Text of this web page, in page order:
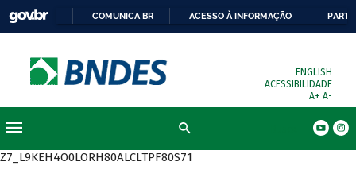
COMUNICA BR ACESSO À INFORMAÇÃO
ENGLISH
ACESSIBILIDADE
A+ A-
Z7_L9KEH4O0LORH80ALCLTPF80S71